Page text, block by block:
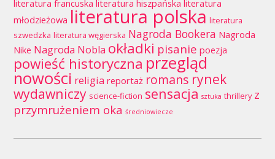
literatura francuska literatura hiszpańska literatura
młodzieżowa literatura polska literatura
szwedzka literatura węgierska Nagroda Bookera Nagroda
Nike Nagroda Nobla okładki pisanie poezja
powieść historyczna przegląd
nowości religia reportaż romans rynek
wydawniczy science-fiction sensacja sztuka thrillery z
przymrużeniem oka średniowiecze